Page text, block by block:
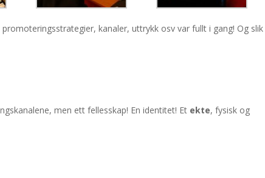
kanaler, uttrykk osv var fullt i gang! Og slik
men ett fellesskap! En identitet! Et ekte, fysisk og